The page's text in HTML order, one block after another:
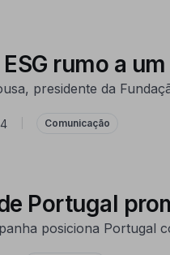
rumo a
presidente da
Comunicação
Portugal
posiciona Portugal